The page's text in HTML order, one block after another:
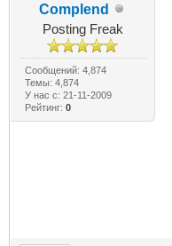
Complend
Posting Freak
Сообщений: 4,874
Темы: 4,874
У нас с: 21-11-2009
Рейтинг: 0